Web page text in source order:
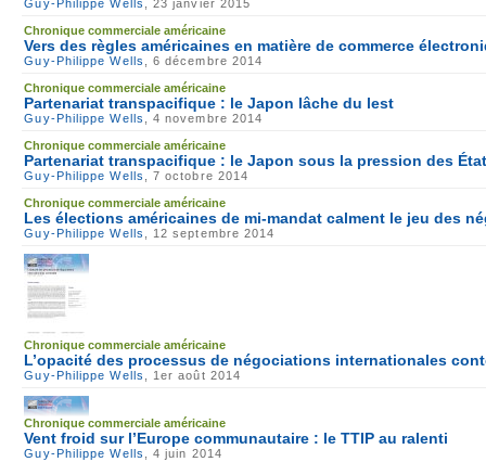
Guy-Philippe Wells , 23 janvier 2015
Chronique commerciale américaine
Vers des règles américaines en matière de commerce
Guy-Philippe Wells , 6 décembre 2014
Chronique commerciale américaine
Partenariat transpacifique : le Japon lâche du lest
Guy-Philippe Wells , 4 novembre 2014
Chronique commerciale américaine
Partenariat transpacifique : le Japon sous la pression des
Guy-Philippe Wells , 7 octobre 2014
Chronique commerciale américaine
Les élections américaines de mi-mandat calment le jeu des
Guy-Philippe Wells , 12 septembre 2014
Chronique commerciale américaine
L’opacité des processus de négociations internationales
Guy-Philippe Wells , 1er août 2014
Chronique commerciale américaine
Vent froid sur l’Europe communautaire : le TTIP au ralenti
Guy-Philippe Wells , 4 juin 2014